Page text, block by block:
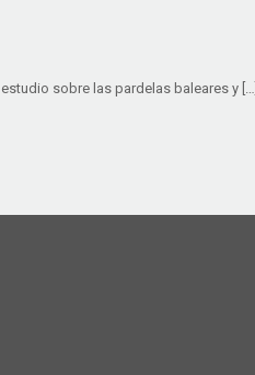
sobre las pardelas baleares y […]